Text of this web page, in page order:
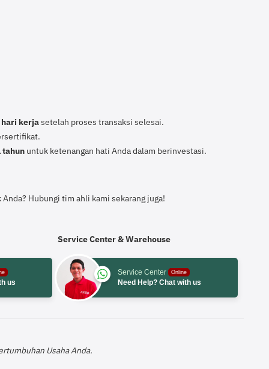
kerjasetelah proses transaksi selesai.
tahun untuk ketenangan hati Anda dalam berinvestasi.
Hubungi tim ahli kami sekarang juga!
us
Service Center & Warehouse
Service Center Online
Need Help? Chat with us
Usaha Anda.